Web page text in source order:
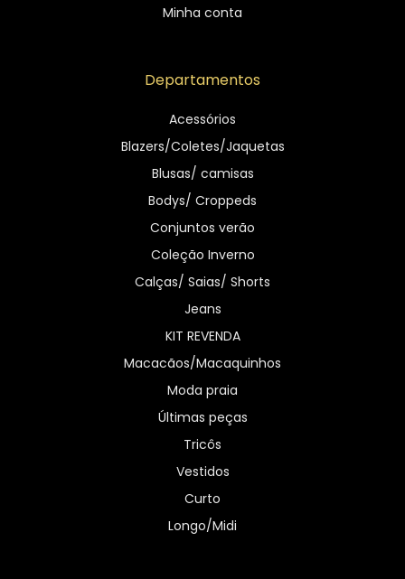
Minha conta
Departamentos
Acessórios
Blazers/Coletes/Jaquetas
Blusas/ camisas
Bodys/ Croppeds
Conjuntos verão
Coleção Inverno
Calças/ Saias/ Shorts
Jeans
KIT REVENDA
Macacãos/Macaquinhos
Moda praia
Últimas peças
Tricôs
Vestidos
Curto
Longo/Midi